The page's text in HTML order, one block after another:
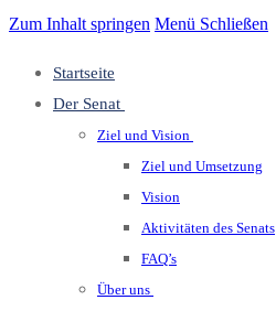
Zum Inhalt springen Menü Schließen
Startseite
Der Senat
Ziel und Vision
Ziel und Umsetzung
Vision
Aktivitäten des Senats
FAQ’s
Über uns